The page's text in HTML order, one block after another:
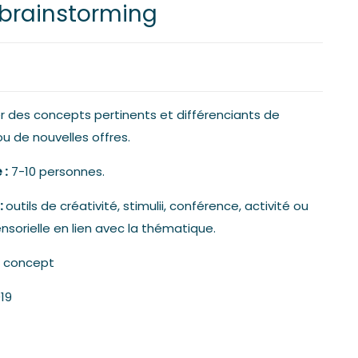
des concepts pertinents et différenciants de
de nouvelles offres.
: 7-10 personnes.
outils de créativité, stimulii, conférence, activité ou
en lien avec la thématique.
concept